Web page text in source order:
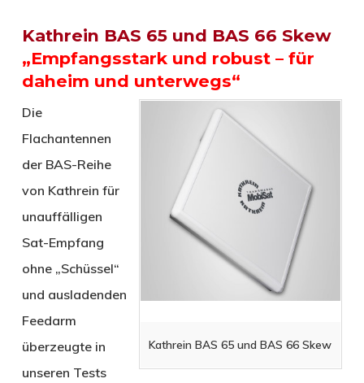
Kathrein BAS 65 und BAS 66 Skew
„Empfangsstark und robust – für
daheim und unterwegs“
Kathrein BAS 65 und BAS 66 Skew
Die
Flachantennen
der BAS-Reihe
von Kathrein für
unauffälligen
Sat-Empfang
ohne „Schüssel“
und ausladenden
Feedarm
überzeugte in
unseren Tests